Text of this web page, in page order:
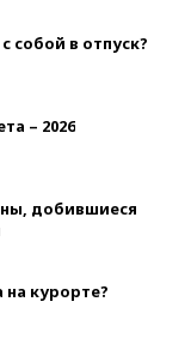
собой в отпуск?
– 2026
добившиеся
на курорте?